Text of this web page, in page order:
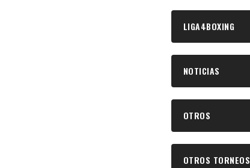
LIGA4BOXING
NOTICIAS
OTROS
OTROS TORNEOS